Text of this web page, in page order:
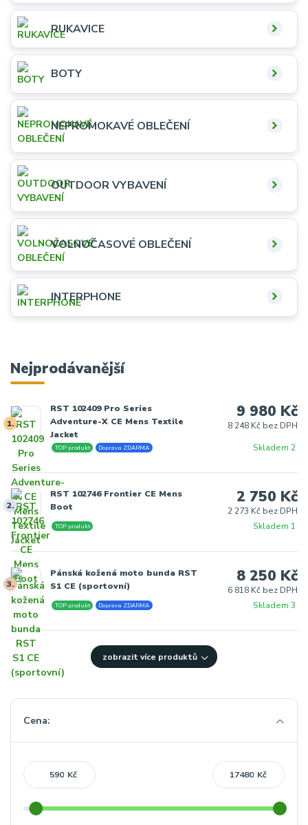
RUKAVICE
BOTY
NEPROMOKAVÉ OBLEČENÍ
OUTDOOR VYBAVENÍ
VOLNOČASOVÉ OBLEČENÍ
INTERPHONE
Nejprodávanější
1.
RST 102409 Pro Series
Adventure-X CE Mens Textile
Jacket
Skladem 2
TOP produkt Doprava ZDARMA
9 980 Kč
8 248 Kč bez DPH
2.
RST 102746 Frontier CE Mens
Boot
Skladem 1
TOP produkt
2 750 Kč
2 273 Kč bez DPH
3.
Pánská kožená moto bunda RST
S1 CE (sportovní)
Skladem 3
TOP produkt Doprava ZDARMA
8 250 Kč
6 818 Kč bez DPH
zobrazit více produktů
Cena:
Kč Kč